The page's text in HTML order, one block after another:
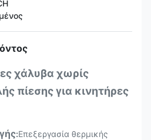
χάλυβα χωρίς
πίεσης για κινητήρες
:Επεξεργασία θερμικής